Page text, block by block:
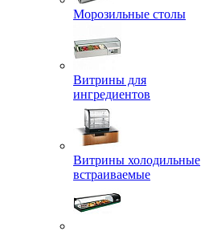
Морозильные столы
Витрины для
ингредиентов
Витрины холодильные
встраиваемые